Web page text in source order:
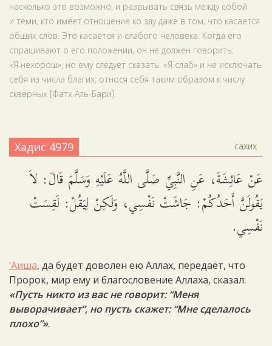
насколько это возможно, и разрывать связь между собой
и теми, кто имеет отношение ко злу даже в том, что касается
общих слов. Это касается и слабого человека. Когда его
спрашивают о его положении, он не должен говорить:
«Я нехорош», но ему следует сказать: «Я слаб» и не исключать
себя из числа благих, относя себя таким образом к числу
скверных [Фатх Аль-Бари].
Хадис 4979 сахих
عَنْ عَائِشَةَ، عَنِ النَّبِيِّ صَلَّى اللَّهُ عَلَيْهِ وَسَلَّمَ قَالَ: لاَ
يَقُولَنَّ أَحَدُكُمْ: جَاشَتْ نَفْسِي، وَلَكِنْ لِيَقُلْ: لَقِسَتْ
نَفْسِي.
‘Аиша, да будет доволен ею Аллах, передаёт, что
Пророк, мир ему и благословение Аллаха, сказал:
«Пусть никто из вас не говорит: “Меня
выворачивает”, но пусть скажет: “Мне сделалось
плохо”».